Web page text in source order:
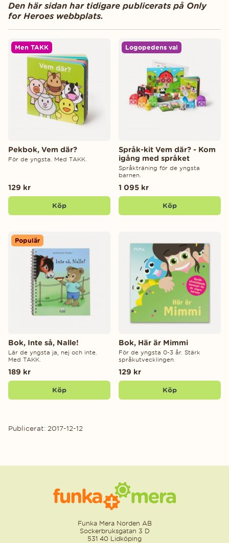
Den här sidan har tidigare publicerats på Only
for Heroes webbplats.
Men TAKK
Pekbok, Vem där?
För de yngsta. Med TAKK.
129 kr
Köp
Logopedens val
Språk-kit Vem där? - Kom
igång med språket
Språkträning för de yngsta
barnen.
1 095 kr
Köp
Populär
Bok, Inte så, Nalle!
Lär de yngsta ja, nej och inte.
Med TAKK.
189 kr
Köp
Bok, Här är Mimmi
För de yngsta 0-3 år. Stärk
språkutvecklingen.
129 kr
Köp
Publicerat: 2017-12-12
Funka Mera Norden AB
Sockerbruksgatan 3 D
531 40 Lidköping